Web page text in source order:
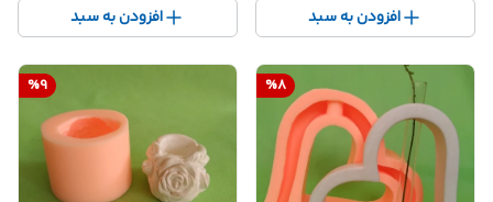
افزودن به سبد افزودن به سبد
%8
%9